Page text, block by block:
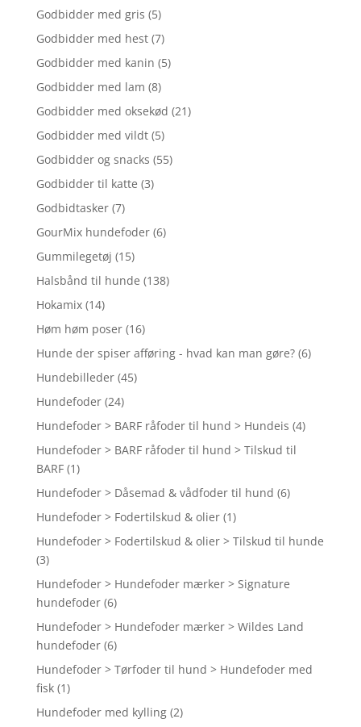
Godbidder med gris (5)
Godbidder med hest (7)
Godbidder med kanin (5)
Godbidder med lam (8)
Godbidder med oksekød (21)
Godbidder med vildt (5)
Godbidder og snacks (55)
Godbidder til katte (3)
Godbidtasker (7)
GourMix hundefoder (6)
Gummilegetøj (15)
Halsbånd til hunde (138)
Hokamix (14)
Høm høm poser (16)
Hunde der spiser afføring - hvad kan man gøre? (6)
Hundebilleder (45)
Hundefoder (24)
Hundefoder > BARF råfoder til hund > Hundeis (4)
Hundefoder > BARF råfoder til hund > Tilskud til
BARF (1)
Hundefoder > Dåsemad & vådfoder til hund (6)
Hundefoder > Fodertilskud & olier (1)
Hundefoder > Fodertilskud & olier > Tilskud til hunde
(3)
Hundefoder > Hundefoder mærker > Signature
hundefoder (6)
Hundefoder > Hundefoder mærker > Wildes Land
hundefoder (6)
Hundefoder > Tørfoder til hund > Hundefoder med
fisk (1)
Hundefoder med kylling (2)